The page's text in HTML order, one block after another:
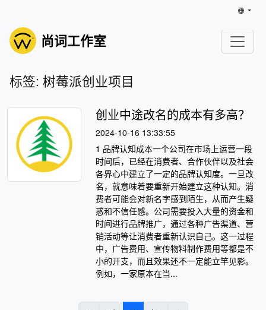
尚词工作室
标签: 树莓派创业项目
创业中途改名的成本有多高？
2024-10-16 13:33:55
1 品牌认知成本一个公司在市场上运营一段
时间后，已经在消费者、合作伙伴以及社会
各界心中建立了一定的品牌认知度。一旦改
名，就意味着要重新开始建立这种认知。消
费者可能会对新名字感到陌生，从而产生疑
惑和不信任感。公司需要投入大量的资金和
时间进行品牌推广，通过各种广告渠道、营
销活动等让消费者重新认识自己。这一过程
中，广告费用、宣传物料制作费用等都是不
小的开支，而且效果还不一定能立竿见影。
例如，一家原本在当...